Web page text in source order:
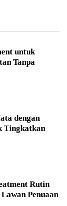
untuk
Tanpa
dengan
Tingkatkan
Rutin
Penuaan